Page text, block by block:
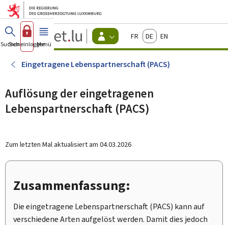
Zum Hauptmenü
Zum Inhalt
Guichet.lu
Changer
d'espace
Menu
actif
FrançaisDeutschEnglish
Suchen
Sich einloggen
Menü Haupt-
Eingetragene Lebenspartnerschaft (PACS)
Auflösung der eingetragenen
Lebenspartnerschaft (PACS)
Zum letzten Mal aktualisiert am 04.03.2026
Zusammenfassung:
Die eingetragene Lebenspartnerschaft (PACS) kann auf
verschiedene Arten aufgelöst werden. Damit dies jedoch